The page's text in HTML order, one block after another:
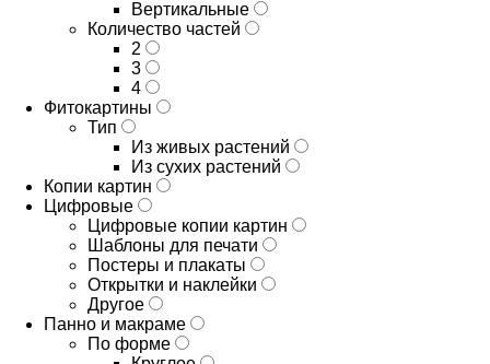
Вертикальные
Количество частей
2
3
4
Фитокартины
Тип
Из живых растений
Из сухих растений
Копии картин
Цифровые
Цифровые копии картин
Шаблоны для печати
Постеры и плакаты
Открытки и наклейки
Другое
Панно и макраме
По форме